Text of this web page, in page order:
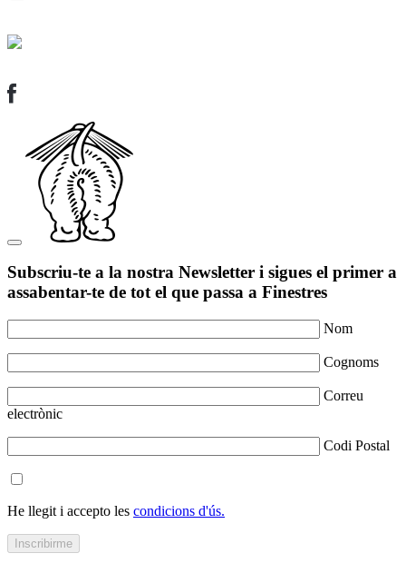
Subscriu-te a la nostra Newsletter i sigues el primer a
assabentar-te de tot el que passa a Finestres
Nom
Cognoms
Correu
electrònic
Codi Postal
He llegit i accepto les condicions d'ús.